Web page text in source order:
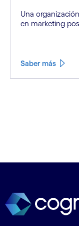
Una
en marketing
Saber más